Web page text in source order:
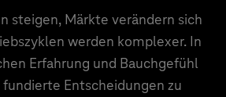
steigen, Märkte verändern sich
werden komplexer. In
Erfahrung und Bauchgefühl
Entscheidungen zu